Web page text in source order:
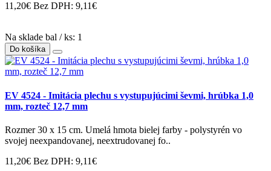
11,20€ Bez DPH: 9,11€
Na sklade bal / ks: 1
Do košíka
EV 4524 - Imitácia plechu s vystupujúcimi ševmi, hrúbka 1,0
mm, rozteč 12,7 mm
Rozmer 30 x 15 cm. Umelá hmota bielej farby - polystyrén vo
svojej neexpandovanej, neextrudovanej fo..
11,20€ Bez DPH: 9,11€